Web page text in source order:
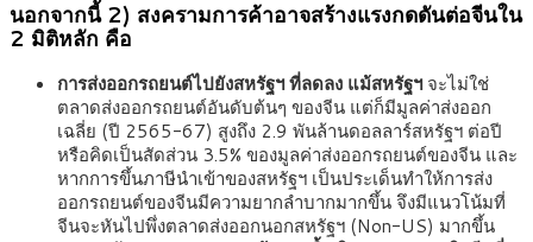
นอกจากนี้ 2) สงครามการค้าอาจสร้างแรงกดดันต่อจีนใน
2 มิติหลัก คือ
การส่งออกรถยนต์ไปยังสหรัฐฯ ที่ลดลง แม้สหรัฐฯจะไม่ใช่
ตลาดส่งออกรถยนต์อันดับต้นๆ ของจีน แต่ก็มีมูลค่าส่งออก
เฉลี่ย (ปี 2565-67) สูงถึง 2.9 พันล้านดอลลาร์สหรัฐฯ ต่อปี
หรือคิดเป็นสัดส่วน 3.5% ของมูลค่าส่งออกรถยนต์ของจีน และ
หากการขึ้นภาษีนำเข้าของสหรัฐฯ เป็นประเด็นทำให้การส่ง
ออกรถยนต์ของจีนมีความยากลำบากมากขึ้น จึงมีแนวโน้มที่
จีนจะหันไปพึ่งตลาดส่งออกนอกสหรัฐฯ (Non-US) มากขึ้น